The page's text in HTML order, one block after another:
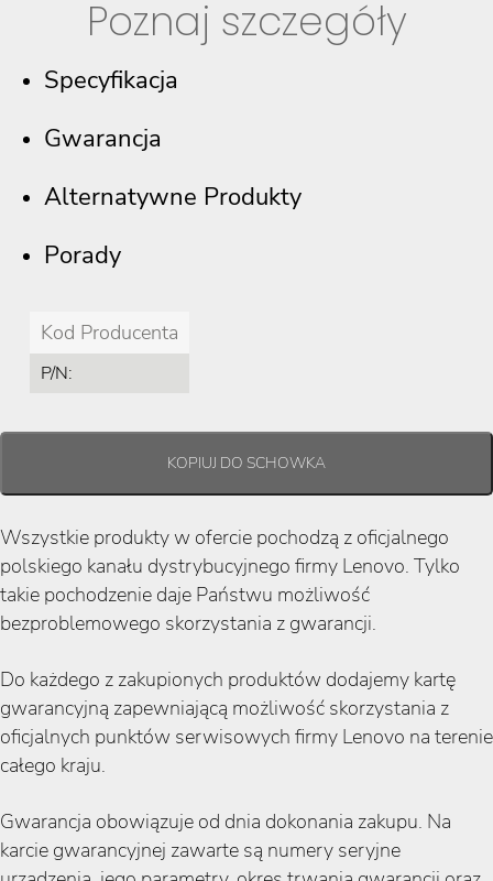
Poznaj szczegóły
Specyfikacja
Gwarancja
Alternatywne Produkty
Porady
Kod Producenta
P/N:
Wszystkie produkty w ofercie pochodzą z oficjalnego
polskiego kanału dystrybucyjnego firmy Lenovo. Tylko
takie pochodzenie daje Państwu możliwość
bezproblemowego skorzystania z gwarancji.
Do każdego z zakupionych produktów dodajemy kartę
gwarancyjną zapewniającą możliwość skorzystania z
oficjalnych punktów serwisowych firmy Lenovo na terenie
całego kraju.
Gwarancja obowiązuje od dnia dokonania zakupu. Na
karcie gwarancyjnej zawarte są numery seryjne